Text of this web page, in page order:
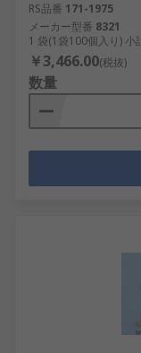
RS品番 171-1975
メーカー型番 8321
1 袋(1袋100個入り) 小
￥3,466.00(税抜)
数量